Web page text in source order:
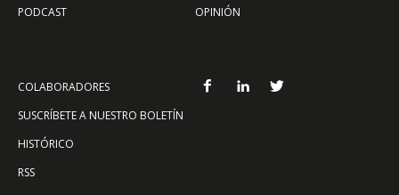
PODCAST
OPINIÓN
COLABORADORES
SUSCRÍBETE A NUESTRO BOLETÍN
HISTÓRICO
RSS